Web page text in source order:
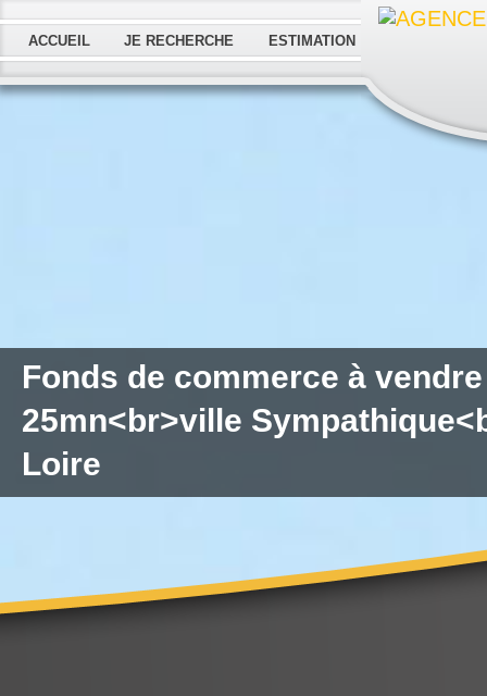
ACCUEIL JE RECHERCHE ESTIMATION
Fonds de commerce à
25mn<br>ville
Loire